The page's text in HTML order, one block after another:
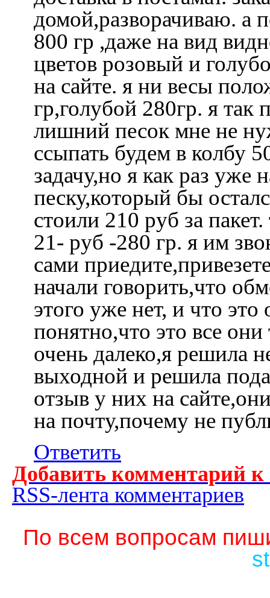
домой,разворачиваю. а
800 гр ,даже на вид
цветов розовый и
на сайте. я ни весы
гр,голубой 280гр. я
лишний песок мне не
ссыпать будем в колбу
задачу,но я как раз уже
песку,который бы
стоили 210 руб за
21- руб -280 гр. я им
сами
начали говорить,что
этого уже нет, и что
понятно,что это все
очень далеко,я решила
выходной и решила
отзыв у них на
на почту,почему не
Ответить
Добавить комментарий к
RSS-лента комментариев
По всем вопросам